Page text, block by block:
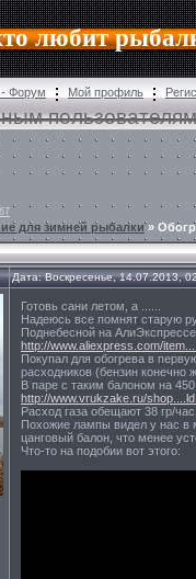
любит
- Форум Мой профиль
для зимней рыбалки»
Дата: Воскресенье, 14.07.2013,
Готовь сани летом, а ......
Надеюсь все помнят старую
Поднебесной на
http://www.aliexpress.com/
Покупал для обогрева в
расходников (бензин
В паре с таким балоном на
http://www.vrukzake.ru/
Расход газа обещают 38 гр/
Похожие лампы видел у нас в
цанговый балон, что менее
Что-то на подобии вот этого: